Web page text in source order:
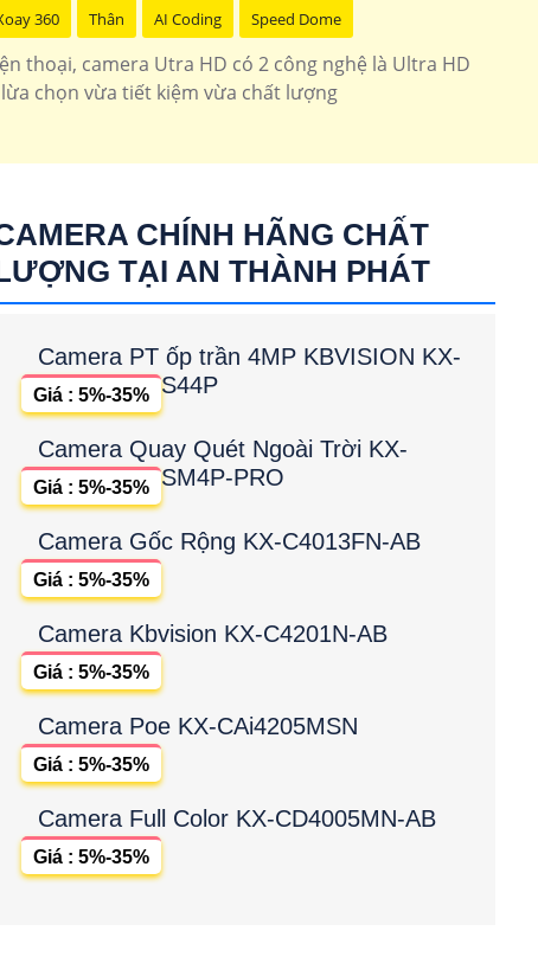
hợp báo động kbvisionkx-caif4003n-dl-ab
up trần tích hợp microIPC-T42EP
360 Thân AI Coding Speed Dome
thoại, camera Utra HD có 2 công nghệ là Ultra HD
chọn vừa tiết kiệm vừa chất lượng
CHÍNH HÃNG CHẤT
TẠI AN THÀNH PHÁT
Camera PT ốp trần 4MP KBVISION KX-
S44P
Giá : 5%-35%
Camera Quay Quét Ngoài Trời KX-
SM4P-PRO
Giá : 5%-35%
Camera Gốc Rộng KX-C4013FN-AB
Giá : 5%-35%
Camera Kbvision KX-C4201N-AB
Giá : 5%-35%
Camera Poe KX-CAi4205MSN
Giá : 5%-35%
Camera Full Color KX-CD4005MN-AB
Giá : 5%-35%